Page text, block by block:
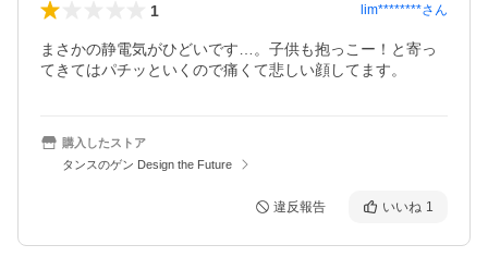
1 lim********さん
まさかの静電気がひどいです…。子供も抱っこー！と寄っ
てきてはパチッといくので痛くて悲しい顔してます。
購入したストア
タンスのゲン Design the Future
違反報告 いいね 1